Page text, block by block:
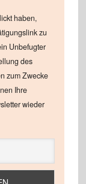
haben,
zu
Unbefugter
des
zum Zwecke
Ihre
wieder